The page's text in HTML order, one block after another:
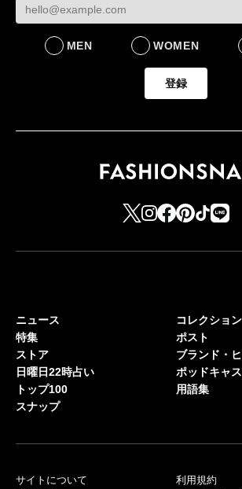
BUSINESS
MEN WOMEN
登録
ニュース
特集
ストア
日曜日22時占い
トップ100
スナップ
コレクション
ポスト
ブランド・
ポッドキャ
用語集
サイトについて
利用規約